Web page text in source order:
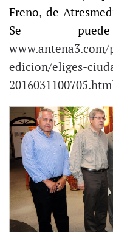
Freno, de
Se
edicion/eliges-